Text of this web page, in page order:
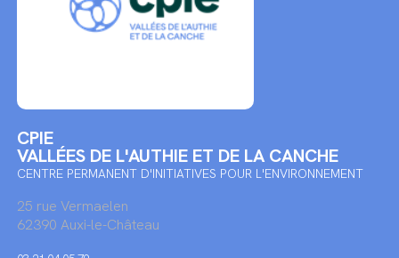
CPIE
VALLÉES DE L'AUTHIE ET DE LA CANCHE
CENTRE PERMANENT D'INITIATIVES POUR L'ENVIRONNEMENT
25 rue Vermaelen
62390 Auxi-le-Château